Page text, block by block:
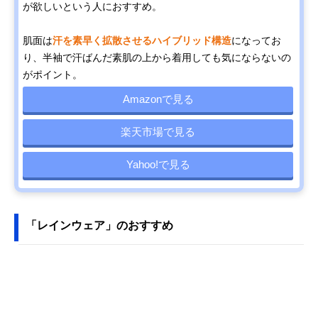
が欲しいという人におすすめ。
肌面は汗を素早く拡散させるハイブリッド構造になってお
り、半袖で汗ばんだ素肌の上から着用しても気にならないの
がポイント。
Amazonで見る
楽天市場で見る
Yahoo!で見る
「レインウェア」のおすすめ